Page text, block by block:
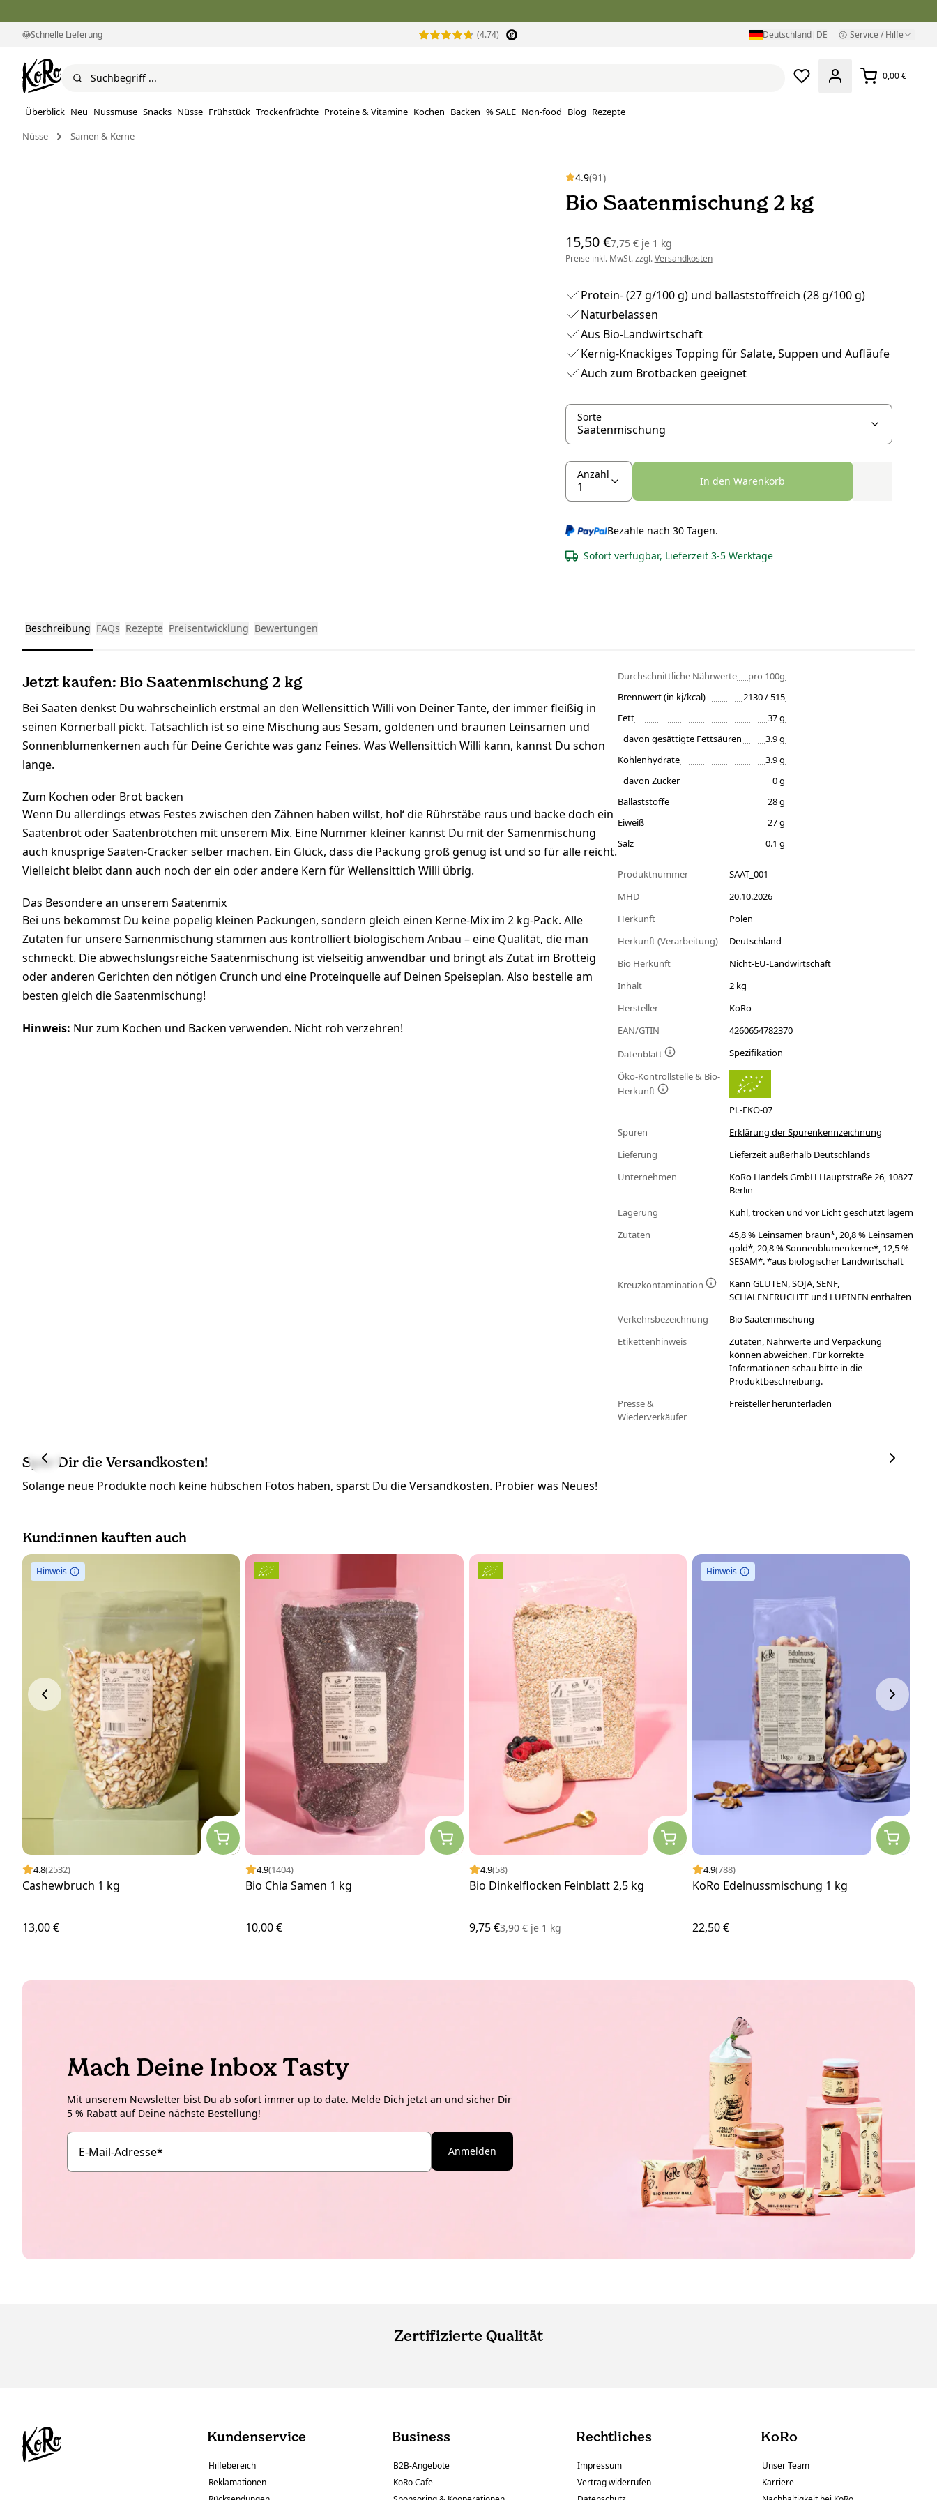
Schnelle Lieferung (4.74) Deutschland| DE Service / Hilfe
0,00 €
Überblick Neu Nussmuse Snacks Nüsse Frühstück Trockenfrüchte Proteine ​​& Vitamine Kochen Backen % SALE Non-food Blog Rezepte
Nüsse
Samen & Kerne
4.9(91)
Bio Saatenmischung 2 kg
15,50 €7,75 € je1 kg
Preise inkl. MwSt. zzgl.Versandkosten
Protein- (27 g/100 g) und ballaststoffreich (28 g/100 g)
Naturbelassen
Aus Bio-Landwirtschaft
Kernig-Knackiges Topping für Salate, Suppen und Aufläufe
Auch zum Brotbacken geeignet
Sorte
Anzahl
In den Warenkorb
Bezahle nach 30 Tagen.
Sofort verfügbar, Lieferzeit 3-5 Werktage
Beschreibung FAQs Rezepte Preisentwicklung Bewertungen
Jetzt kaufen: Bio Saatenmischung 2 kg
Bei Saaten denkst Du wahrscheinlich erstmal an den Wellensittich Willi von Deiner Tante, der immer fleißig in
seinen Körnerball pickt. Tatsächlich ist so eine Mischung aus Sesam, goldenen und braunen Leinsamen und
Sonnenblumenkernen auch für Deine Gerichte was ganz Feines. Was Wellensittich Willi kann, kannst Du schon
lange.
Zum Kochen oder Brot backen
Wenn Du allerdings etwas Festes zwischen den Zähnen haben willst, hol‘ die Rührstäbe raus und backe doch ein
Saatenbrot oder Saatenbrötchen mit unserem Mix. Eine Nummer kleiner kannst Du mit der Samenmischung
auch knusprige Saaten-Cracker selber machen. Ein Glück, dass die Packung groß genug ist und so für alle reicht.
Vielleicht bleibt dann auch noch der ein oder andere Kern für Wellensittich Willi übrig.
Das Besondere an unserem Saatenmix
Bei uns bekommst Du keine popelig kleinen Packungen, sondern gleich einen Kerne-Mix im 2 kg-Pack. Alle
Zutaten für unsere Samenmischung stammen aus kontrolliert biologischem Anbau – eine Qualität, die man
schmeckt. Die abwechslungsreiche Saatenmischung ist vielseitig anwendbar und bringt als Zutat im Brotteig
oder anderen Gerichten den nötigen Crunch und eine Proteinquelle auf Deinen Speiseplan. Also bestelle am
besten gleich die Saatenmischung!
Hinweis: Nur zum Kochen und Backen verwenden. Nicht roh verzehren!
Durchschnittliche Nährwerte
pro 100g
Brennwert (in kj/kcal)
2130 / 515
Fett
37 g
davon gesättigte Fettsäuren
3.9 g
Kohlenhydrate
3.9 g
davon Zucker
0 g
Ballaststoffe
28 g
Eiweiß
27 g
Salz
0.1 g
Produktnummer
SAAT_001
MHD
20.10.2026
Herkunft
Polen
Herkunft (Verarbeitung)
Deutschland
Bio Herkunft
Nicht-EU-Landwirtschaft
Inhalt
2 kg
Hersteller
KoRo
EAN/GTIN
4260654782370
Datenblatt
Spezifikation
Öko-Kontrollstelle & Bio-
Herkunft
PL-EKO-07
Spuren
Erklärung der Spurenkennzeichnung
Lieferung
Lieferzeit außerhalb Deutschlands
Unternehmen
KoRo Handels GmbH Hauptstraße 26, 10827
Berlin
Lagerung
Kühl, trocken und vor Licht geschützt lagern
Zutaten
45,8 % Leinsamen braun*, 20,8 % Leinsamen
gold*, 20,8 % Sonnenblumenkerne*, 12,5 %
SESAM*. *aus biologischer Landwirtschaft
Kreuzkontamination
Kann GLUTEN, SOJA, SENF,
SCHALENFRÜCHTE und LUPINEN enthalten
Verkehrsbezeichnung
Bio Saatenmischung
Etikettenhinweis
Zutaten, Nährwerte und Verpackung
können abweichen. Für korrekte
Informationen schau bitte in die
Produktbeschreibung.
Presse &
Wiederverkäufer
Freisteller herunterladen
Spar Dir die Versandkosten!
Solange neue Produkte noch keine hübschen Fotos haben, sparst Du die Versandkosten. Probier was Neues!
Kund:innen kauften auch
Hinweis
4.8(2532)
Cashewbruch 1 kg
13,00 €
4.9(1404)
Bio Chia Samen 1 kg
10,00 €
4.9(58)
Bio Dinkelflocken Feinblatt 2,5 kg
9,75 €3,90 € je1 kg
Hinweis
4.9(788)
KoRo Edelnussmischung 1 kg
22,50 €
Mach Deine Inbox Tasty
Mit unserem Newsletter bist Du ab sofort immer up to date. Melde Dich jetzt an und sicher Dir
5 % Rabatt auf Deine nächste Bestellung!
E-Mail-Adresse* Anmelden
Zertifizierte Qualität
Kundenservice
Hilfebereich
Reklamationen
Business
B2B-Angebote
KoRo Cafe
Rechtliches
Impressum
Vertrag widerrufen
KoRo
Unser Team
Karriere